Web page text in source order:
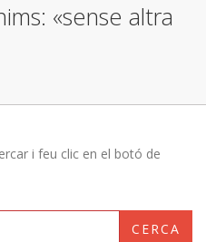
«sense altra
i feu clic en el botó de
CERCA